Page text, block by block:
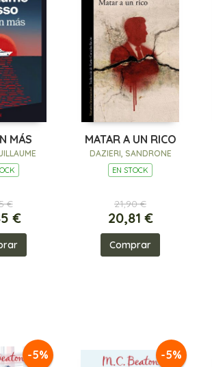
MÁS
€
€
MATAR A UN RICO
DAZIERI, SANDRONE
EN STOCK
21,90 €
20,81 €
Comprar
-5% -5%